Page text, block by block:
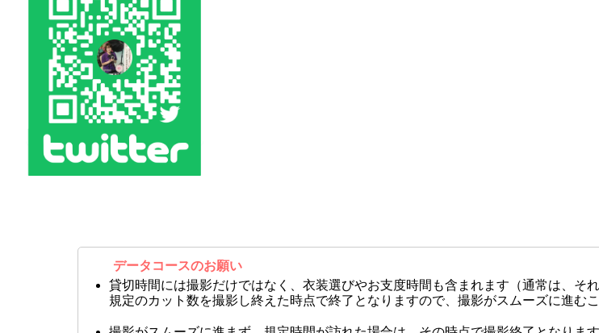
データコースのお願い
貸切時間には撮影だけではなく、衣装選びやお支度時間も含まれます（通常は、そ
規定のカット数を撮影し終えた時点で終了となりますので、撮影がスムーズに進む